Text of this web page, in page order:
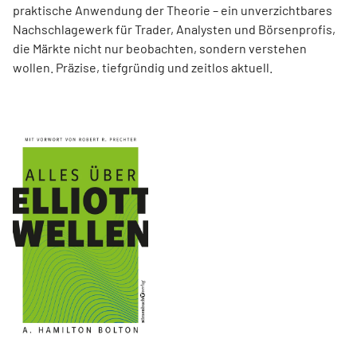
praktische Anwendung der Theorie – ein unverzichtbares
Nachschlagewerk für Trader, Analysten und Börsenprofis,
die Märkte nicht nur beobachten, sondern verstehen
wollen. Präzise, tiefgründig und zeitlos aktuell.